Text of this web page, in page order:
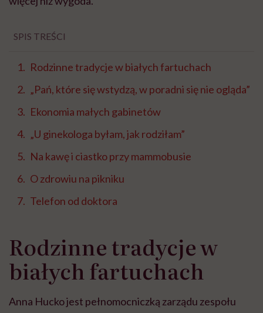
Na kawę i ciastko przy mammobusie
O zdrowiu na pikniku
Rodzinne tradycje w
białych fartuchach
Anna Hucko jest pełnomocniczką zarządu zespołu
spółka partnerska lekarzy z nowosolskiego szpitala,
ale to w dużej mierze rodzinne przedsięwzięcie.
ginekolog, który przyjmuje pacjentki między innymi w
Nowym Miasteczku.
Swoje poradnie ginekologiczne prowadzą nie tylko w
Nowym Miasteczku, ale też czterech innych lubuskich